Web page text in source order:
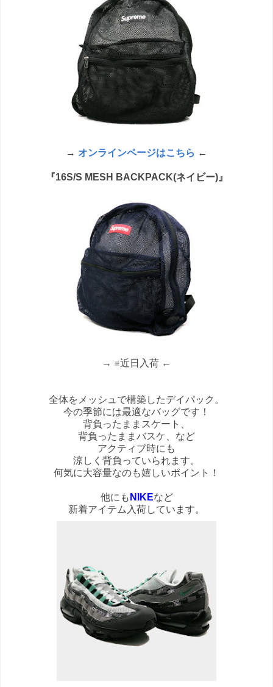
→ オンラインページはこちら ←
『16S/S MESH BACKPACK(ネイビー)』
→ ※近日入荷 ←
全体をメッシュで構築したデイパック。
今の季節には最適なバッグです！
背負ったままスケート、
背負ったままバスケ、など
アクティブ時にも
涼しく背負っていられます。
何気に大容量なのも嬉しいポイント！
他にも NIKEなど
新着アイテム入荷しています。